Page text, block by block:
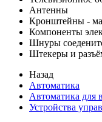
Антенны
Кронштейны -
Компоненты
Шнуры
Штекеры и
Назад
Автоматика
Автоматика для
Устройства